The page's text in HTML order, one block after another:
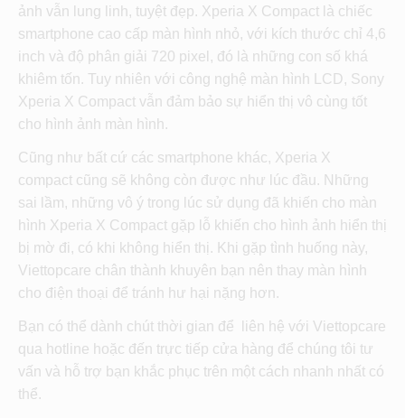
ảnh vẫn lung linh, tuyệt đẹp. Xperia X Compact là chiếc
smartphone cao cấp màn hình nhỏ, với kích thước chỉ 4,6
inch và độ phân giải 720 pixel, đó là những con số khá
khiêm tốn. Tuy nhiên với công nghệ màn hình LCD, Sony
Xperia X Compact vẫn đảm bảo sự hiển thị vô cùng tốt
cho hình ảnh màn hình.
Cũng như bất cứ các smartphone khác, Xperia X
compact cũng sẽ không còn được như lúc đầu. Những
sai lầm, những vô ý trong lúc sử dụng đã khiến cho màn
hình Xperia X Compact gặp lỗ khiến cho hình ảnh hiển thị
bị mờ đi, có khi không hiển thị. Khi gặp tình huống này,
Viettopcare chân thành khuyên bạn nên thay màn hình
cho điện thoại để tránh hư hại nặng hơn.
Bạn có thể dành chút thời gian để liên hệ với Viettopcare
qua hotline hoặc đến trực tiếp cửa hàng để chúng tôi tư
vấn và hỗ trợ bạn khắc phục trên một cách nhanh nhất có
thể.